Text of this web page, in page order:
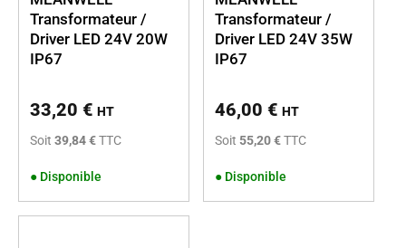
Transformateur /
Driver LED 24V 20W
IP67
33,20 € HT
Soit 39,84 €TTC
● Disponible
Transformateur /
Driver LED 24V 35W
IP67
46,00 € HT
Soit 55,20 €TTC
● Disponible